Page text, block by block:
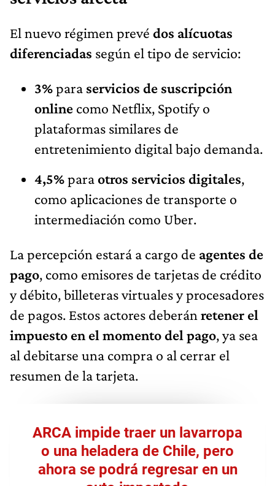
El nuevo régimen prevé dos alícuotas
diferenciadas según el tipo de servicio:
3%para servicios de suscripción
online como Netflix, Spotify o
plataformas similares de
entretenimiento digital bajo demanda.
4,5%paraotros servicios digitales,
como aplicaciones de transporte o
intermediación como Uber.
La percepción estará a cargo de agentes de
pago, como emisores de tarjetas de crédito
y débito, billeteras virtuales y procesadores
de pagos. Estos actores deberán retener el
impuesto en el momento del pago, ya sea
al debitarse una compra o al cerrar el
resumen de la tarjeta.
ARCA impide traer un lavarropa
o una heladera de Chile, pero
ahora se podrá regresar en un